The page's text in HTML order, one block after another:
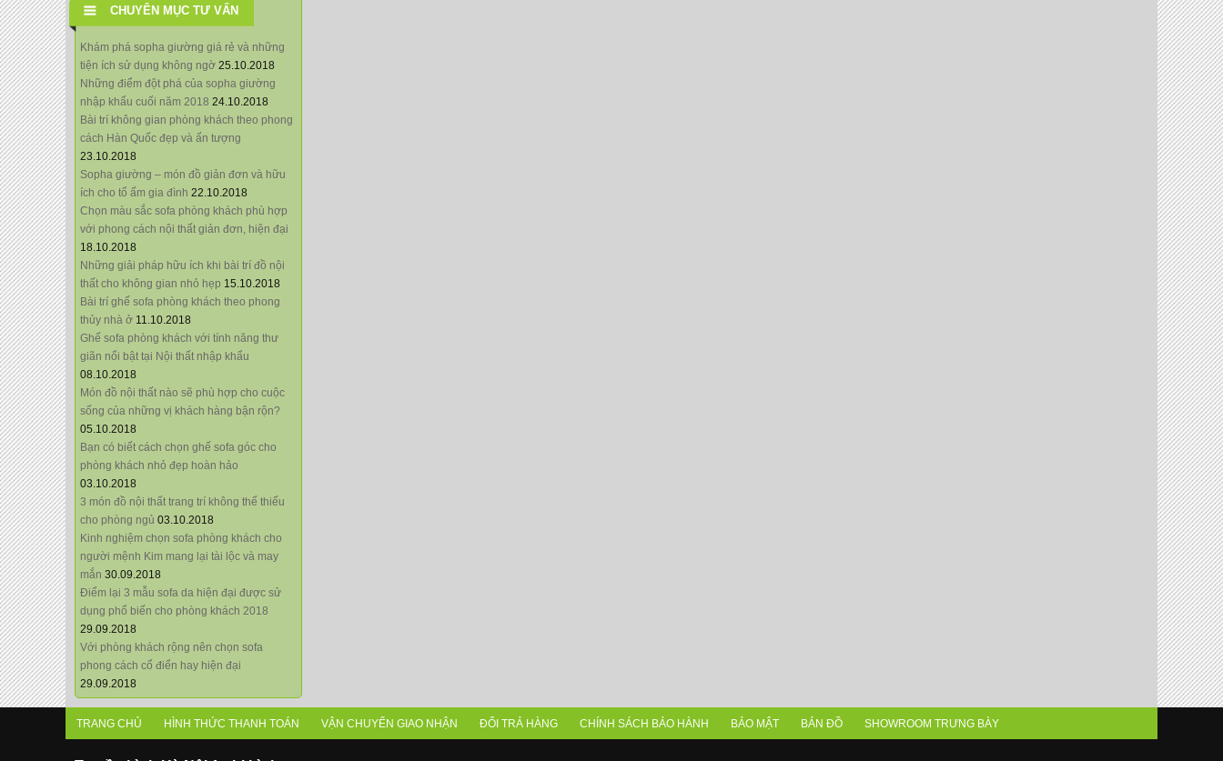
CHUYÊN MỤC TƯ VẤN
Khám phá sopha giường giá rẻ và những
tiện ích sử dụng không ngờ 25.10.2018
Những điểm đột phá của sopha giường
nhập khẩu cuối năm 2018 24.10.2018
Bài trí không gian phòng khách theo phong
cách Hàn Quốc đẹp và ấn tượng
23.10.2018
Sopha giường – món đồ giản đơn và hữu
ích cho tổ ấm gia đình 22.10.2018
Chọn màu sắc sofa phòng khách phù hợp
với phong cách nội thất giản đơn, hiện đại
18.10.2018
Những giải pháp hữu ích khi bài trí đồ nội
thất cho không gian nhỏ hẹp 15.10.2018
Bài trí ghế sofa phòng khách theo phong
thủy nhà ở 11.10.2018
Ghế sofa phòng khách với tính năng thư
giãn nổi bật tại Nội thất nhập khẩu
08.10.2018
Món đồ nội thất nào sẽ phù hợp cho cuộc
sống của những vị khách hàng bận rộn?
05.10.2018
Bạn có biết cách chọn ghế sofa góc cho
phòng khách nhỏ đẹp hoàn hảo
03.10.2018
3 món đồ nội thất trang trí không thể thiếu
cho phòng ngủ 03.10.2018
Kinh nghiệm chọn sofa phòng khách cho
người mệnh Kim mang lại tài lộc và may
mắn 30.09.2018
Điểm lại 3 mẫu sofa da hiện đại được sử
dụng phổ biến cho phòng khách 2018
29.09.2018
Với phòng khách rộng nên chọn sofa
phong cách cổ điển hay hiện đại
29.09.2018
TRANG CHỦ HÌNH THỨC THANH TOÁN VẬN CHUYỂN GIAO NHẬN ĐỔI TRẢ HÀNG CHÍNH SÁCH BẢO HÀNH BẢO MẬT BẢN ĐỒ SHOWROOM TRƯNG BÀY